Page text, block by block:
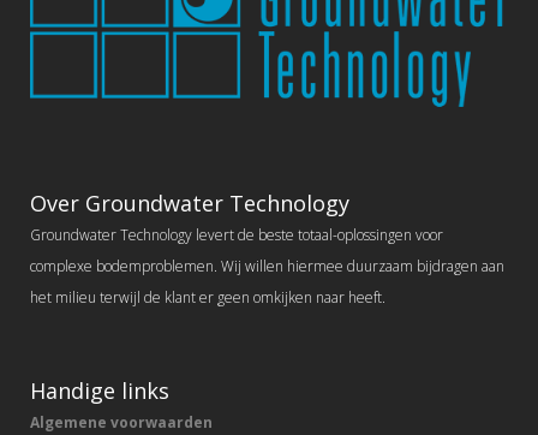
Over Groundwater Technology
Groundwater Technology levert de beste totaal-oplossingen voor
complexe bodemproblemen. Wij willen hiermee duurzaam bijdragen aan
het milieu terwijl de klant er geen omkijken naar heeft.
Handige links
Algemene voorwaarden